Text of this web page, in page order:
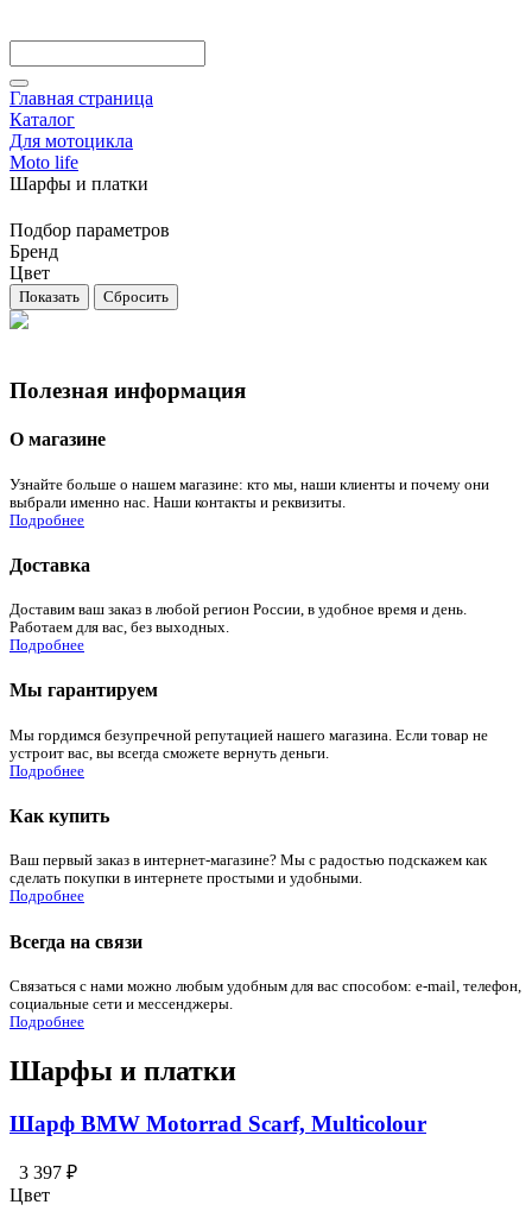
Главная страница
Каталог
Для мотоцикла
Moto life
Шарфы и платки
Подбор параметров
Бренд
Цвет
Полезная информация
О магазине
Узнайте больше о нашем магазине: кто мы, наши клиенты и почему они
выбрали именно нас. Наши контакты и реквизиты.
Подробнее
Доставка
Доставим ваш заказ в любой регион России, в удобное время и день.
Работаем для вас, без выходных.
Подробнее
Мы гарантируем
Мы гордимся безупречной репутацией нашего магазина. Если товар не
устроит вас, вы всегда сможете вернуть деньги.
Подробнее
Как купить
Ваш первый заказ в интернет-магазине? Мы с радостью подскажем как
сделать покупки в интернете простыми и удобными.
Подробнее
Всегда на связи
Связаться с нами можно любым удобным для вас способом: e-mail, телефон,
социальные сети и мессенджеры.
Подробнее
Шарфы и платки
Шарф BMW Motorrad Scarf, Multicolour
3 397 ₽
Цвет